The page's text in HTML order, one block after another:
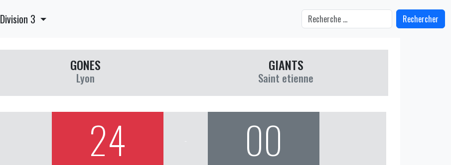
Division 3 Rechercher
GONES
Lyon
GIANTS
Saint etienne
24 00